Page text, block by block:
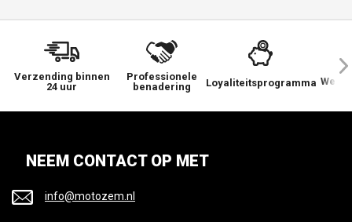
Verzending binnen
24 uur
Professionele
benadering
Loyaliteitsprogramma We
NEEM CONTACT OP MET
info@motozem.nl